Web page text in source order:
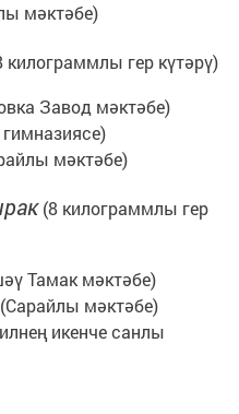
мәктәбе)
килограммлы гер күтәрү)
Завод мәктәбе)
мәктәбе)
(8 килограммлы гер
Тамак мәктәбе)
мәктәбе)
икенче санлы